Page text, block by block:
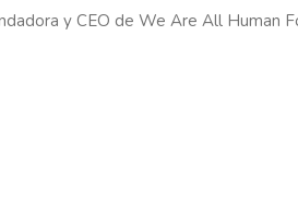
y CEO de We Are All Human